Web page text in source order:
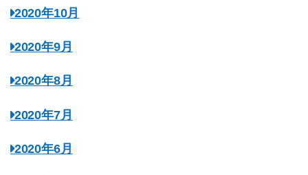
2020年10月
2020年9月
2020年8月
2020年7月
2020年6月